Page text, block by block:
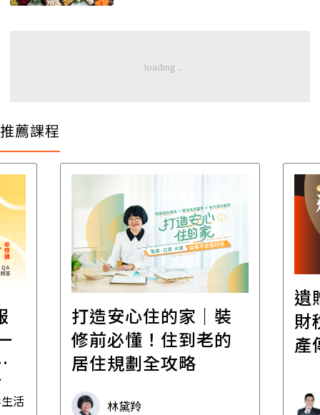
推薦課程
活
打造安心住的家｜裝
修前必懂！住到老的
居住規劃全攻略
林黛羚
遺
財
產